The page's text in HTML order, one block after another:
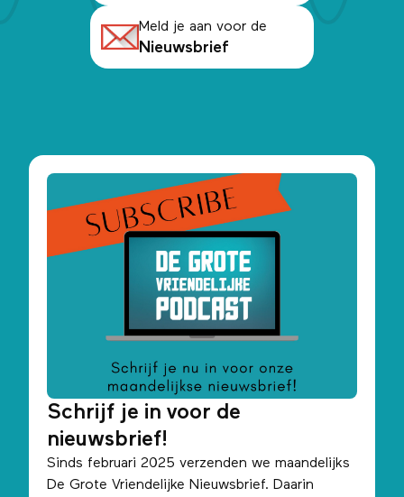
Meld je aan voor de
Nieuwsbrief
Schrijf je in voor de
nieuwsbrief!
Sinds februari 2025 verzenden we maandelijks
De Grote Vriendelijke Nieuwsbrief. Daarin